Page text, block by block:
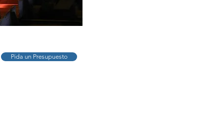
Pida un Presupuesto